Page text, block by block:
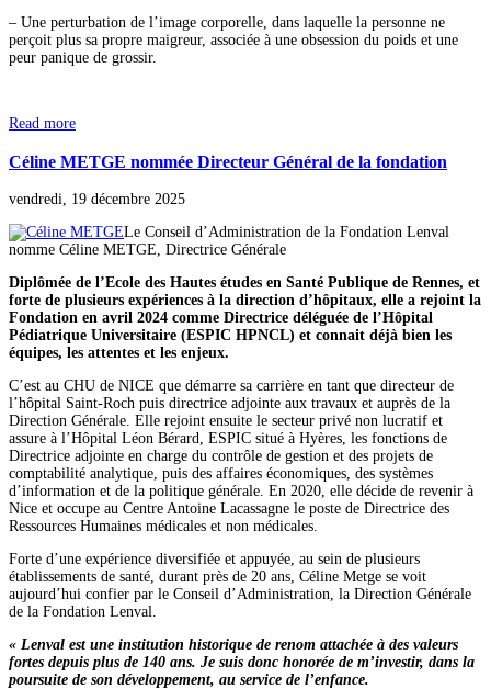
– Une perturbation de l’image corporelle, dans laquelle la personne ne
perçoit plus sa propre maigreur, associée à une obsession du poids et une
peur panique de grossir.
Read more
Céline METGE nommée Directeur Général de la fondation
vendredi, 19 décembre 2025
Le Conseil d’Administration de la Fondation Lenval
nomme Céline METGE, Directrice Générale
Diplômée de l’Ecole des Hautes études en Santé Publique de Rennes, et
forte de plusieurs expériences à la direction d’hôpitaux, elle a rejoint la
Fondation en avril 2024 comme Directrice déléguée de l’Hôpital
Pédiatrique Universitaire (ESPIC HPNCL) et connait déjà bien les
équipes, les attentes et les enjeux.
C’est au CHU de NICE que démarre sa carrière en tant que directeur de
l’hôpital Saint-Roch puis directrice adjointe aux travaux et auprès de la
Direction Générale. Elle rejoint ensuite le secteur privé non lucratif et
assure à l’Hôpital Léon Bérard, ESPIC situé à Hyères, les fonctions de
Directrice adjointe en charge du contrôle de gestion et des projets de
comptabilité analytique, puis des affaires économiques, des systèmes
d’information et de la politique générale. En 2020, elle décide de revenir à
Nice et occupe au Centre Antoine Lacassagne le poste de Directrice des
Ressources Humaines médicales et non médicales.
Forte d’une expérience diversifiée et appuyée, au sein de plusieurs
établissements de santé, durant près de 20 ans, Céline Metge se voit
aujourd’hui confier par le Conseil d’Administration, la Direction Générale
de la Fondation Lenval.
« Lenval est une institution historique de renom attachée à des valeurs
fortes depuis plus de 140 ans. Je suis donc honorée de m’investir, dans la
poursuite de son développement, au service de l’enfance.